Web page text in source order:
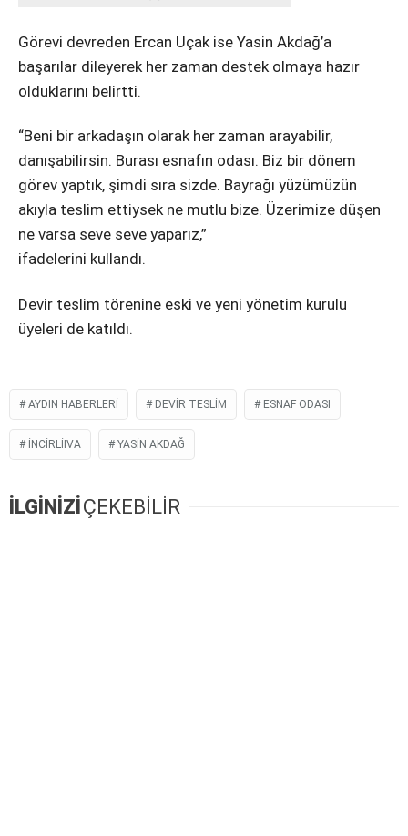
Görevi devreden Ercan Uçak ise Yasin Akdağ’a
başarılar dileyerek her zaman destek olmaya hazır
olduklarını belirtti.
“Beni bir arkadaşın olarak her zaman arayabilir,
danışabilirsin. Burası esnafın odası. Biz bir dönem
görev yaptık, şimdi sıra sizde. Bayrağı yüzümüzün
akıyla teslim ettiysek ne mutlu bize. Üzerimize düşen
ne varsa seve seve yaparız,”
ifadelerini kullandı.
Devir teslim törenine eski ve yeni yönetim kurulu
üyeleri de katıldı.
AYDIN HABERLERI DEVIR TESLIM ESNAF ODASI
INCIRLIIVA YASIN AKDAĞ
İLGİNİZİÇEKEBİLİR